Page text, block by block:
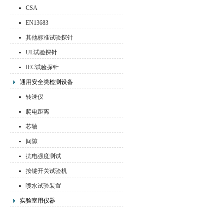
CSA
EN13683
其他标准试验探针
UL试验探针
IEC试验探针
通用安全类检测设备
转速仪
爬电距离
芯轴
间隙
抗电强度测试
按键开关试验机
喷水试验装置
实验室用仪器